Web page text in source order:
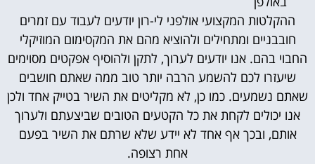
ההקלטות המקצועי אולפני לי-רון יודעים לעבוד עם זמרים
חובבניים ומתחילים ולהוציא מהם את המקסימום המוזיקלי
החבוי בהם. אנו יודעים לערוך, לתקן ולהוסיף אפקטים מסוימים
שיעזרו לכם להשמע הרבה יותר טוב ממה שאתם חושבים
שאתם נשמעים. כמו כן, לא מקליטים את השיר בטייק אחד ולכן
אנו יכולים לקחת את כל הקטעים הטובים שביצעתם ולערוך
אותם, ובכך אף אחד לא יידע שלא שרתם את השיר בפעם
אחת רצופה.